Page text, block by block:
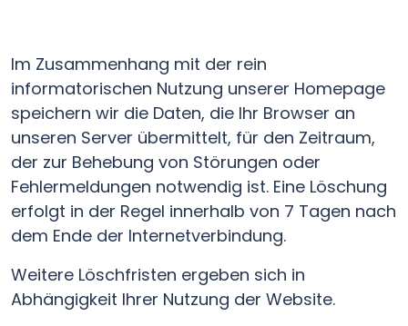
Im Zusammenhang mit der rein
informatorischen Nutzung unserer Homepage
speichern wir die Daten, die Ihr Browser an
unseren Server übermittelt, für den Zeitraum,
der zur Behebung von Störungen oder
Fehlermeldungen notwendig ist. Eine Löschung
erfolgt in der Regel innerhalb von 7 Tagen nach
dem Ende der Internetverbindung.
Weitere Löschfristen ergeben sich in
Abhängigkeit Ihrer Nutzung der Website.